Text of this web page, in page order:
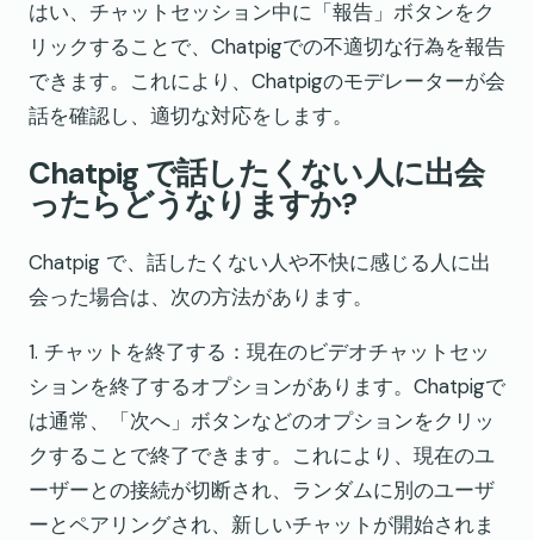
はい、チャットセッション中に「報告」ボタンをク
リックすることで、Chatpigでの不適切な行為を報告
できます。これにより、Chatpigのモデレーターが会
話を確認し、適切な対応をします。
Chatpig で話したくない人に出会
ったらどうなりますか?
Chatpig で、話したくない人や不快に感じる人に出
会った場合は、次の方法があります。
1. チャットを終了する：現在のビデオチャットセッ
ションを終了するオプションがあります。Chatpigで
は通常、「次へ」ボタンなどのオプションをクリッ
クすることで終了できます。これにより、現在のユ
ーザーとの接続が切断され、ランダムに別のユーザ
ーとペアリングされ、新しいチャットが開始されま